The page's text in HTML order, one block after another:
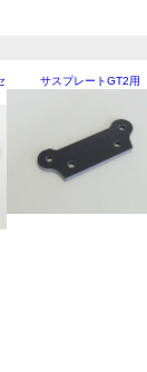
サスプレートGT2用